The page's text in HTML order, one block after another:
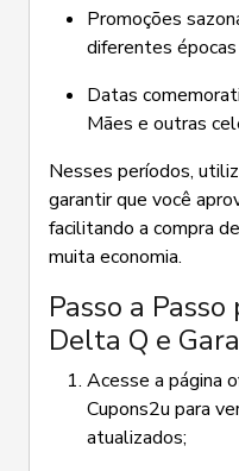
Promoções
diferentes épocas
Datas
Mães e outras
Nesses períodos,
garantir que você
facilitando a compra
muita economia.
Passo a
Delta Q e
Acesse a página
Cupons2u para
atualizados;